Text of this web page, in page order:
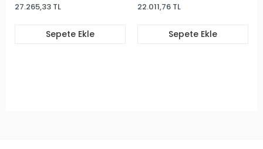
27.265,33 TL
Sepete Ekle
22.011,76 TL
Sepete Ekle